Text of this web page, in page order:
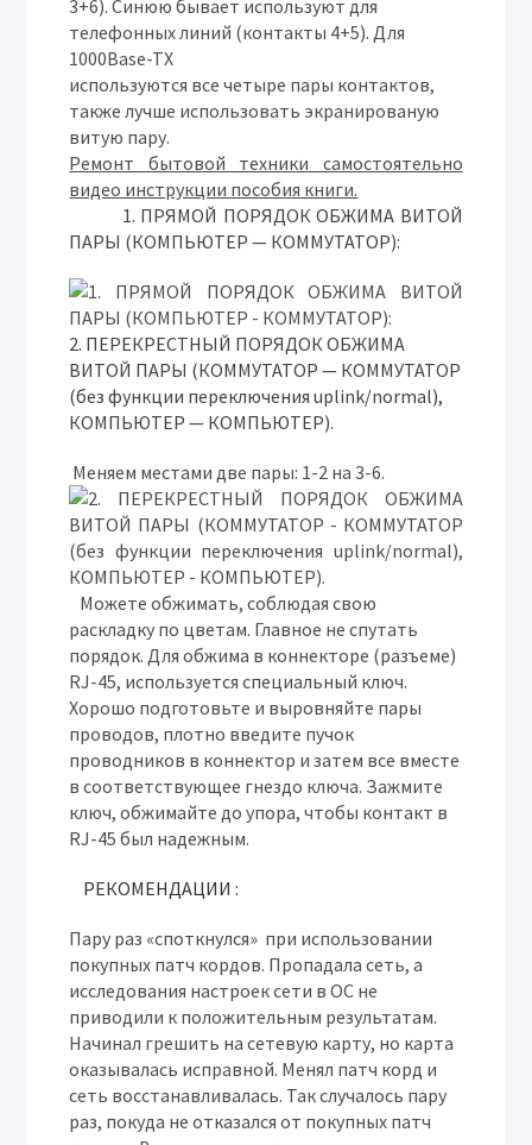
3+6). Синюю бывает используют для
телефонных линий (контакты 4+5). Для
1000Base-TX
используются все четыре пары контактов,
также лучше использовать экранированую
витую пару.
Ремонт бытовой техники самостоятельно
видео инструкции пособия книги.
1. ПРЯМОЙ ПОРЯДОК ОБЖИМА ВИТОЙ
ПАРЫ (КОМПЬЮТЕР — КОММУТАТОР):
2. ПЕРЕКРЕСТНЫЙ ПОРЯДОК ОБЖИМА
ВИТОЙ ПАРЫ (КОММУТАТОР — КОММУТАТОР
(без функции переключения uplink/normal),
КОМПЬЮТЕР — КОМПЬЮТЕР).
Меняем местами две пары: 1-2 на 3-6.
Можете обжимать, соблюдая свою
раскладку по цветам. Главное не спутать
порядок. Для обжима в коннекторе (разъеме)
RJ-45, используется специальный ключ.
Хорошо подготовьте и выровняйте пары
проводов, плотно введите пучок
проводников в коннектор и затем все вместе
в соответствующее гнездо ключа. Зажмите
ключ, обжимайте до упора, чтобы контакт в
RJ-45 был надежным.
РЕКОМЕНДАЦИИ :
Пару раз «споткнулся» при использовании
покупных патч кордов. Пропадала сеть, а
исследования настроек сети в ОС не
приводили к положительным результатам.
Начинал грешить на сетевую карту, но карта
оказывалась исправной. Менял патч корд и
сеть восстанавливалась. Так случалось пару
раз, покуда не отказался от покупных патч